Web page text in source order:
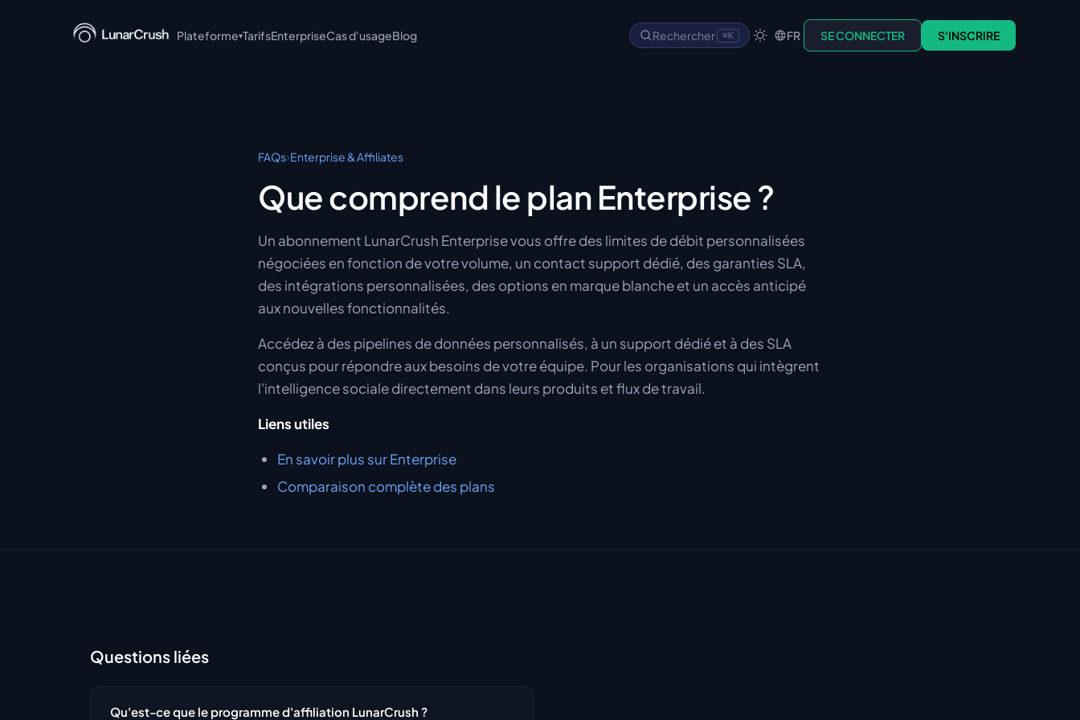
Plateforme▾
LunarCrush Discover
LunarCrush Collections
TarifsEnterpriseCas d'usageBlog Rechercher ⌘K FR SE CONNECTER S'INSCRIRE
FAQs›Enterprise & Affiliates
Que comprend le plan Enterprise ?
Un abonnement LunarCrush Enterprise vous offre des limites de débit personnalisées
négociées en fonction de votre volume, un contact support dédié, des garanties SLA,
des intégrations personnalisées, des options en marque blanche et un accès anticipé
aux nouvelles fonctionnalités.
Accédez à des pipelines de données personnalisés, à un support dédié et à des SLA
conçus pour répondre aux besoins de votre équipe. Pour les organisations qui intègrent
l'intelligence sociale directement dans leurs produits et flux de travail.
Liens utiles
En savoir plus sur Enterprise
Comparaison complète des plans
Questions liées
Qu'est-ce que le programme d'affiliation LunarCrush ?